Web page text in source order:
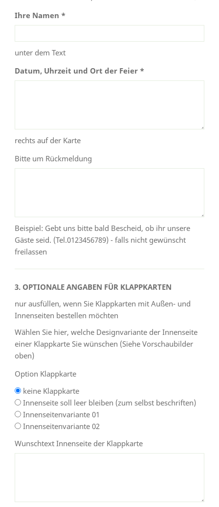
Ihre Namen *
unter dem Text
Datum, Uhrzeit und Ort der Feier *
rechts auf der Karte
Bitte um Rückmeldung
Beispiel: Gebt uns bitte bald Bescheid, ob ihr unsere
Gäste seid. (Tel.0123456789) - falls nicht gewünscht
freilassen
3. OPTIONALE ANGABEN FÜR KLAPPKARTEN
nur ausfüllen, wenn Sie Klappkarten mit Außen- und
Innenseiten bestellen möchten
Wählen Sie hier, welche Designvariante der Innenseite
einer Klappkarte Sie wünschen (Siehe Vorschaubilder
oben)
Option Klappkarte
keine Klappkarte
Innenseite soll leer bleiben (zum selbst beschriften)
Innenseitenvariante 01
Innenseitenvariante 02
Wunschtext Innenseite der Klappkarte